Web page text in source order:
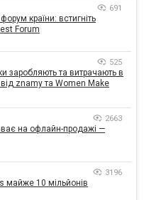
691
країни: встигніть
Forum
525
заробляють та витрачають в
znamy та Women Make
2663
на офлайн-продажі —
3196
майже 10 мільйонів